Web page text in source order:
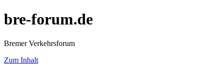
bre-forum.de
Bremer Verkehrsforum
Zum Inhalt